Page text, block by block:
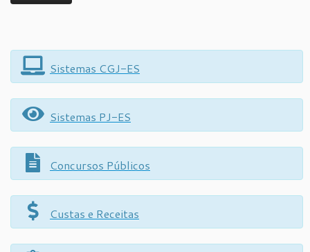
Sistemas CGJ-ES
Sistemas PJ-ES
Concursos Públicos
Custas e Receitas